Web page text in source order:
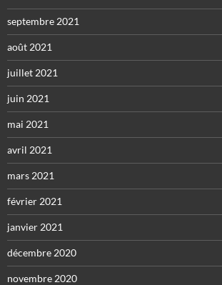
septembre 2021
août 2021
juillet 2021
juin 2021
mai 2021
avril 2021
mars 2021
février 2021
janvier 2021
décembre 2020
novembre 2020